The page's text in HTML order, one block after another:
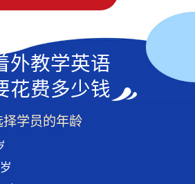
外教学英语
花费多少钱
择学员的年龄